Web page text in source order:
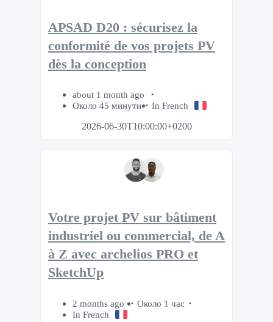
APSAD D20 : sécurisez la
conformité de vos projets PV
dès la conception
about 1 month ago
Около 45 минути
In French
2026-06-30T10:00:00+0200
Votre projet PV sur bâtiment
industriel ou commercial, de A
à Z avec archelios PRO et
SketchUp
2 months ago
Около 1 час
In French